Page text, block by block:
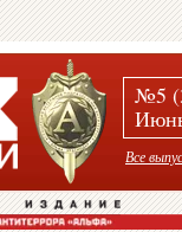
№5
Все